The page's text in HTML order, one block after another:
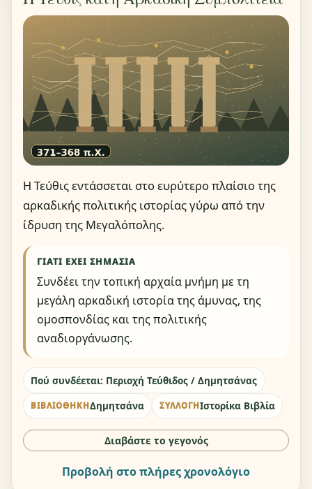
Η Τεύθις εντάσσεται στο ευρύτερο πλαίσιο της
αρκαδικής πολιτικής ιστορίας γύρω από την
ίδρυση της Μεγαλόπολης.
ΓΙΑΤΊ ΈΧΕΙ ΣΗΜΑΣΊΑ
Συνδέει την τοπική αρχαία μνήμη με τη
μεγάλη αρκαδική ιστορία της άμυνας, της
ομοσπονδίας και της πολιτικής
αναδιοργάνωσης.
Πού συνδέεται: Περιοχή Τεύθιδος / Δημητσάνας
ΒΙΒΛΙΟΘΉΚΗΔημητσάνα ΣΥΛΛΟΓΉΙστορίκα Βιβλία
Διαβάστε το γεγονός
Προβολή στο πλήρες χρονολόγιο